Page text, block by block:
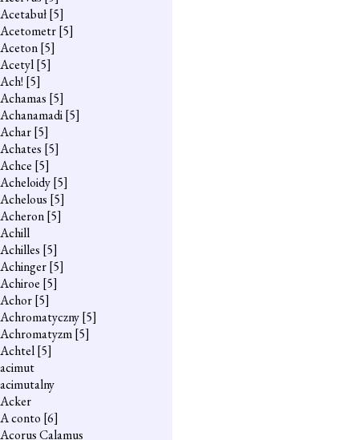
Acetabuł[5]
Acetometr[5]
Aceton[5]
Acetyl[5]
Ach! [5]
Achamas [5]
Achanamadi[5]
Achar[5]
Achates [5]
Achce [5]
Acheloidy[5]
Achelous [5]
Acheron[5]
Achill
Achilles [5]
Achinger[5]
Achiroe [5]
Achor[5]
Achromatyczny[5]
Achromatyzm[5]
Achtel[5]
acimut
acimutalny
Acker
A conto [6]
Acorus Calamus